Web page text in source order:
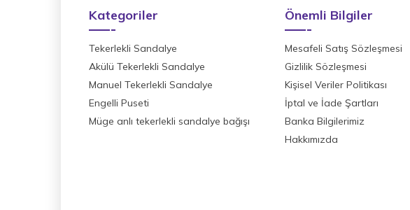
Kategoriler
Tekerlekli Sandalye
Akülü Tekerlekli Sandalye
Manuel Tekerlekli Sandalye
Engelli Puseti
Müge anlı tekerlekli sandalye bağışı
Önemli Bilgiler
Mesafeli Satış Sözleşmesi
Gizlilik Sözleşmesi
Kişisel Veriler Politikası
İptal ve İade Şartları
Banka Bilgilerimiz
Hakkımızda